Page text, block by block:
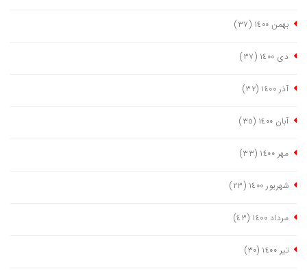
بهمن ١٤٠٠ (٣٧)
دی ١٤٠٠ (٣٧)
آذر ١٤٠٠ (٣٢)
آبان ١٤٠٠ (٣٥)
مهر ١٤٠٠ (٣٣)
شهریور ١٤٠٠ (٢٣)
مرداد ١٤٠٠ (٤٣)
تیر ١٤٠٠ (٣٠)